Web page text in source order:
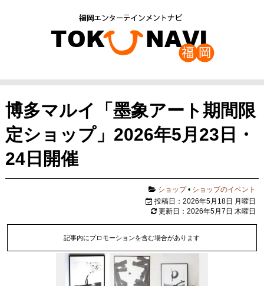
博多マルイ「墨象アート期間限
定ショップ」2026年5月23日・
24日開催
ショップ• ショップのイベント
投稿日：2026年5月18日 月曜日
更新日：2026年5月7日 木曜日
記事内にプロモーションを含む場合があります